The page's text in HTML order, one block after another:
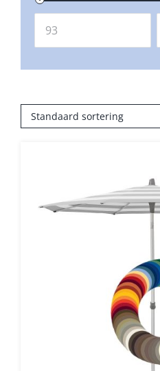
Glatz stofstalen collectie
Umbrosa en Paraflex
Onze merken